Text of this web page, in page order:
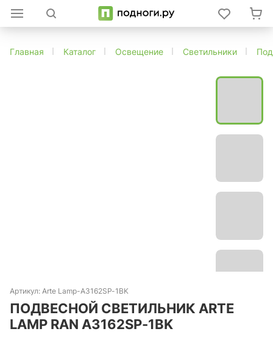
Главная Каталог Освещение Светильники
Артикул: Arte Lamp-A3162SP-1BK
ПОДВЕСНОЙ СВЕТИЛЬНИК ARTE
LAMP RAN A3162SP-1BK